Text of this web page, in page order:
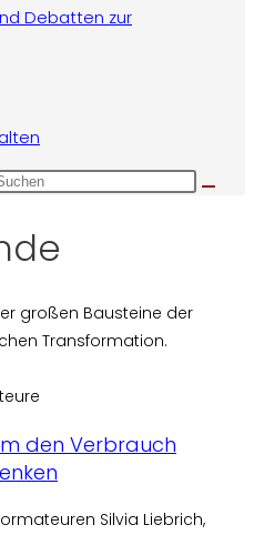
Debatten zur
großen Bausteine der
Transformation.
den Verbrauch
Silvia Liebrich,